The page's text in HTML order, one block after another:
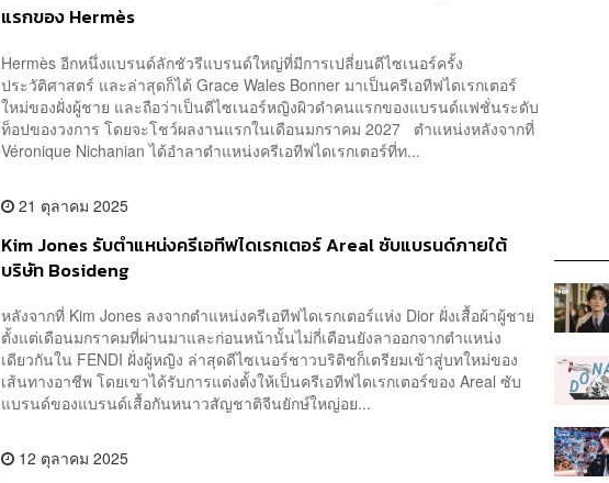
แรกของ Hermès
Hermès อีกหนึ่งแบรนด์ลักชัวรีแบรนด์ใหญ่ที่มีการเปลี่ยนดีไซเนอร์ครั้ง
ประวัติศาสตร์ และล่าสุดก็ได้ Grace Wales Bonner มาเป็นครีเอทีฟไดเรกเตอร์
ใหม่ของฝั่งผู้ชาย และถือว่าเป็นดีไซเนอร์หญิงผิวดำคนแรกของแบรนด์แฟชั่นระดับ
ท็อปของวงการ โดยจะโชว์ผลงานแรกในเดือนมกราคม 2027 ตำแหน่งหลังจากที่
Véronique Nichanian ได้อำลาตำแหน่งครีเอทีฟไดเรกเตอร์ที่ท...
21 ตุลาคม 2025
Kim Jones รับตำแหน่งครีเอทีฟไดเรกเตอร์ Areal ซับแบรนด์ภายใต้
บริษัท Bosideng
หลังจากที่ Kim Jones ลงจากตำแหน่งครีเอทีฟไดเรกเตอร์แห่ง Dior ฝั่งเสื้อผ้าผู้ชาย
ตั้งแต่เดือนมกราคมที่ผ่านมาและก่อนหน้านั้นไม่กี่เดือนยังลาออกจากตำแหน่ง
เดียวกันใน FENDI ฝั่งผู้หญิง ล่าสุดดีไซเนอร์ชาวบริติชก็เตรียมเข้าสู่บทใหม่ของ
เส้นทางอาชีพ โดยเขาได้รับการแต่งตั้งให้เป็นครีเอทีฟไดเรกเตอร์ของ Areal ซับ
แบรนด์ของแบรนด์เสื้อกันหนาวสัญชาติจีนยักษ์ใหญ่อย...
12 ตุลาคม 2025